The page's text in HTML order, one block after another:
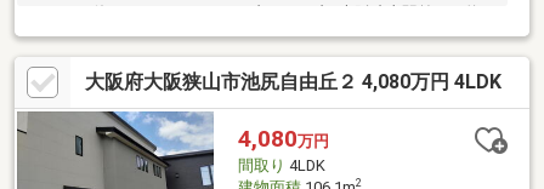
１７０ｍ・サンプラザ狭山店まで約２３０ｍとお買い物に便利な
立地
大阪府大阪狭山市池尻自由丘２ 4,080万円 4LDK
4,080万円
間取り 4LDK
2